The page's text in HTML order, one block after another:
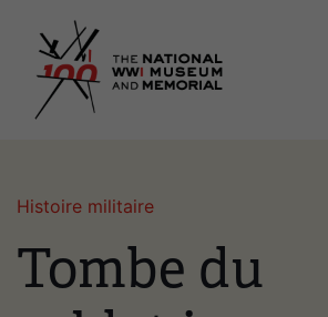
Histoire militaire
Tombe du